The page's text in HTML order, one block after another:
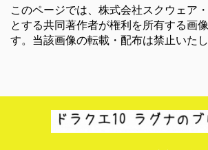
このページでは、株式会社スクウェア
とする共同著作者が権利を所有する画
す。当該画像の転載・配布は禁止いたし